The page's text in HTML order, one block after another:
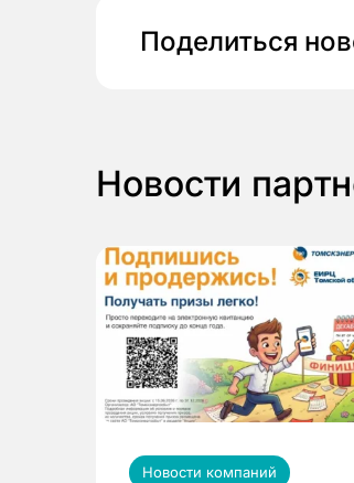
Поделиться
Новости
Новости компаний